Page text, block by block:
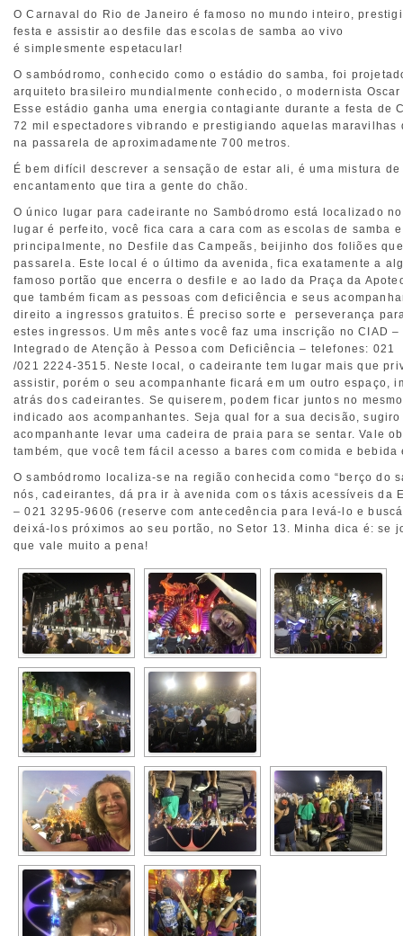
O Carnaval do Rio de Janeiro é famoso no mundo inteiro,
festa e assistir ao desfile das escolas de samba ao vivo
é simplesmente espetacular!
O sambódromo, conhecido como o estádio do samba, foi
arquiteto brasileiro mundialmente conhecido, o modernista Oscar
Esse estádio ganha uma energia contagiante durante a festa de
72 mil espectadores vibrando e prestigiando aquelas maravilhas
na passarela de aproximadamente 700 metros.
É bem difícil descrever a sensação de estar ali, é uma mistura
encantamento que tira a gente do chão.
O único lugar para cadeirante no Sambódromo está localizado
lugar é perfeito, você fica cara a cara com as escolas de samba
principalmente, no Desfile das Campeãs, beijinho dos foliões
passarela. Este local é o último da avenida, fica exatamente a
famoso portão que encerra o desfile e ao lado da Praça da
que também ficam as pessoas com deficiência e seus
direito a ingressos gratuitos. É preciso sorte e perseverança
estes ingressos. Um mês antes você faz uma inscrição no CIAD –
Integrado de Atenção à Pessoa com Deficiência – telefones: 021
/021 2224-3515. Neste local, o cadeirante tem lugar mais que
assistir, porém o seu acompanhante ficará em um outro espaço,
atrás dos cadeirantes. Se quiserem, podem ficar juntos no
indicado aos acompanhantes. Seja qual for a sua decisão, sugiro
acompanhante levar uma cadeira de praia para se sentar. Vale
também, que você tem fácil acesso a bares com comida e
O sambódromo localiza-se na região conhecida como “berço do
nós, cadeirantes, dá pra ir à avenida com os táxis acessíveis da
– 021 3295-9606 (reserve com antecedência para levá-lo e
deixá-los próximos ao seu portão, no Setor 13. Minha dica é: se
que vale muito a pena!